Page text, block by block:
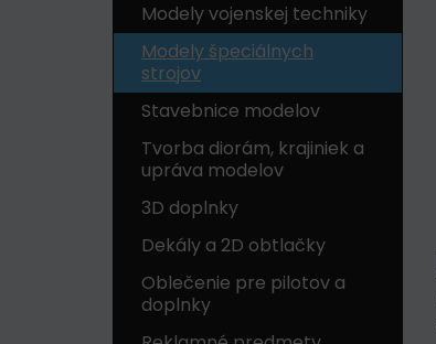
Modely vojenskej techniky
Modely špeciálnych
strojov
Stavebnice modelov
Tvorba diorám, krajiniek a
upráva modelov
3D doplnky
Dekály a 2D obtlačky
Oblečenie pre pilotov a
doplnky